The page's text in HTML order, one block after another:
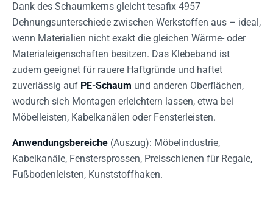
Dank des Schaumkerns gleicht tesafix 4957
Dehnungsunterschiede zwischen Werkstoffen aus – ideal,
wenn Materialien nicht exakt die gleichen Wärme- oder
Materialeigenschaften besitzen. Das Klebeband ist
zudem geeignet für rauere Haftgründe und haftet
zuverlässig auf PE-Schaum und anderen Oberflächen,
wodurch sich Montagen erleichtern lassen, etwa bei
Möbelleisten, Kabelkanälen oder Fensterleisten.
Anwendungsbereiche (Auszug): Möbelindustrie,
Kabelkanäle, Fenstersprossen, Preisschienen für Regale,
Fußbodenleisten, Kunststoffhaken.